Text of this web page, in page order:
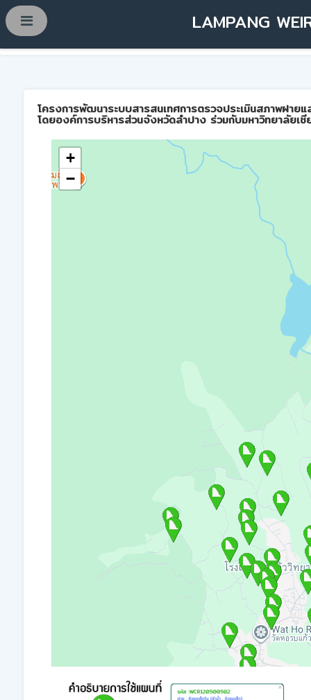
LAMPANG
โครงการพัฒนาระบบสารสนเทศการตรวจประเมินสภาพฝาย
โดยองค์การบริหารส่วนจังหวัดลำปาง ร่วมกับมหาวิทยาลัยเชี
+
−